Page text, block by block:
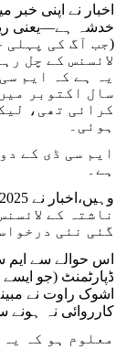
اخبار نے اپنی
(جب آگ کی پہلی
لائسنس کے چل
یہ ہے کہ ایم
سال اکتوبر
کرائی تھی،
ہوئی۔
ایم سی ڈی کے
ہے۔
ناشتہ کے
گئی نئی
اس حوالے سے ایم
ڈپارٹمنٹ (جو ایسے
اشوک راوت نے
کارروائی نہ ہونے
معلوم ہو کہ